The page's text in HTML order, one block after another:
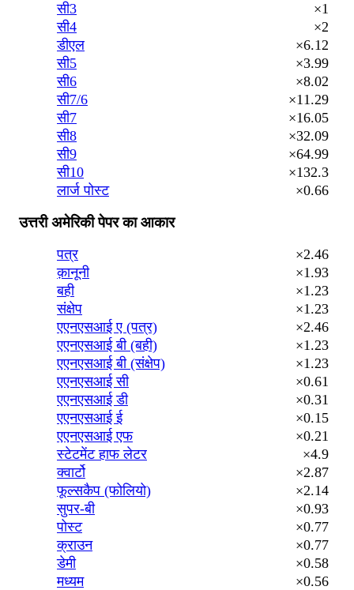
सी3
×1
सी4
×2
डीएल
×6.12
सी5
×3.99
सी6
×8.02
सी7/6
×11.29
सी7
×16.05
सी8
×32.09
सी9
×64.99
सी10
×132.3
लार्ज पोस्ट
×0.66
उत्तरी अमेरिकी पेपर का आकार
पत्र
×2.46
क़ानूनी
×1.93
बही
×1.23
संक्षेप
×1.23
एएनएसआई ए (पत्र)
×2.46
एएनएसआई बी (बही)
×1.23
एएनएसआई बी (संक्षेप)
×1.23
एएनएसआई सी
×0.61
एएनएसआई डी
×0.31
एएनएसआई ई
×0.15
एएनएसआई एफ
×0.21
स्टेटमेंट हाफ लेटर
×4.9
क्वार्टो
×2.87
फूल्सकैप (फोलियो)
×2.14
सुपर-बी
×0.93
पोस्ट
×0.77
क्राउन
×0.77
डेमी
×0.58
मध्यम
×0.56